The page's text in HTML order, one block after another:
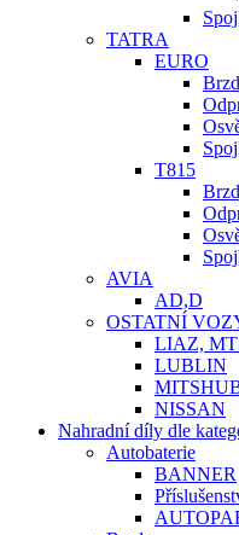
TATRA
EURO
T815
AVIA
AD,D
OSTATNÍ
LIAZ,
LUBLIN
NISSAN
Nahradní díly dle
Autobaterie
BANNER